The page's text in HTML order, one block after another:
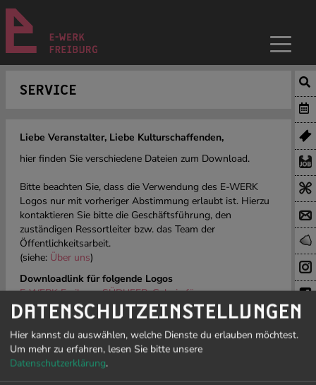
SERVICE
Liebe Veranstalter, Liebe Kulturschaffenden,
hier finden Sie verschiedene Dateien zum Download.
Bitte beachten Sie, dass die Verwendung des E-WERK
Logos nur mit vorheriger Abstimmung erlaubt ist. Hierzu
kontaktieren Sie bitte die Geschäftsführung, den
zuständigen Ressortleiter bzw. das Team der
Öffentlichkeitsarbeit.
(siehe: Über uns)
Downloadlink für folgende Logos
E-WERK Freiburg, SÜDUFER, Galerie für
Gegenwartskunst und Kabuff | Download
Vorlage "Pressematerial" für deine Produktion |
Deadlines und Infos
Download
DATENSCHUTZEINSTELLUNGEN
Hier kannst du auswählen, welche Dienste du erlauben möchtest.
Um mehr zu erfahren, lesen Sie bitte unsere
Datenschutzerklärung.